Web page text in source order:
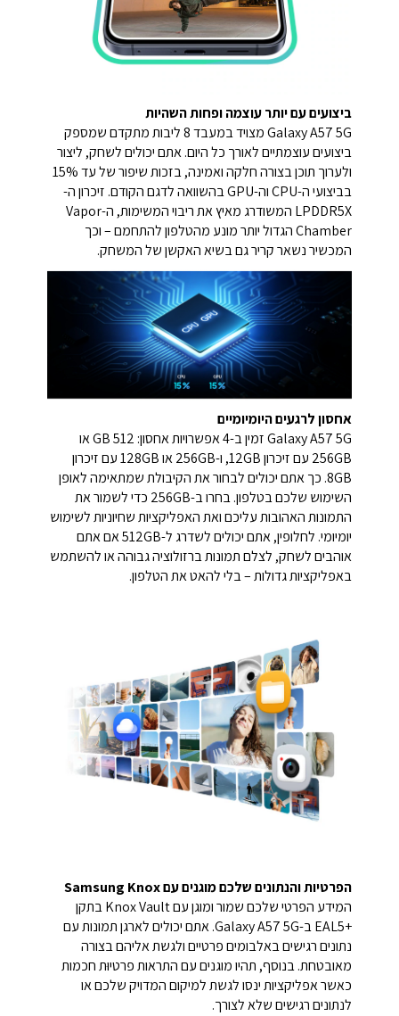
ביצועים עם יותר עוצמה ופחות השהיות
Galaxy A57 5G מצויד במעבד 8 ליבות מתקדם שמספק
ביצועים עוצמתיים לאורך כל היום. אתם יכולים לשחק, ליצור
ולערוך תוכן בצורה חלקה ואמינה, בזכות שיפור של עד 15%
בביצועי ה-CPU וה-GPU בהשוואה לדגם הקודם. זיכרון ה-
LPDDR5X המשודרג מאיץ את ריבוי המשימות, ה-Vapor
Chamber הגדול יותר מונע מהטלפון להתחמם – וכך
המכשיר נשאר קריר גם בשיא האקשן של המשחק.
אחסון לרגעים היומיומיים
Galaxy A57 5G זמין ב-4 אפשרויות אחסון: 512 GB או
256GB עם זיכרון 12GB, ‏ו-256GB או 128GB עם זיכרון
8GB. כך אתם יכולים לבחור את הקיבולת שמתאימה לאופן
השימוש שלכם בטלפון. בחרו ב-256GB כדי לשמור את
התמונות האהובות עליכם ואת האפליקציות שחיוניות לשימוש
יומיומי. לחלופין, אתם יכולים לשדרג ל-512GB אם אתם
אוהבים לשחק, לצלם תמונות ברזולוציה גבוהה או להשתמש
באפליקציות גדולות – בלי להאט את הטלפון.
הפרטיות והנתונים שלכם מוגנים עם Samsung Knox
המידע הפרטי שלכם שמור ומוגן עם Knox Vault בתקן
+EAL5 ב-Galaxy A57 5G. אתם יכולים לארגן תמונות עם
נתונים רגישים באלבומים פרטיים ולגשת אליהם בצורה
מאובטחת. בנוסף, תהיו מוגנים עם התראות פרטיוּת חכמות
כאשר אפליקציות ינסו לגשת למיקום המדויק שלכם או
לנתונים רגישים שלא לצורך.